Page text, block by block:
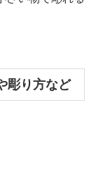
彫り方など